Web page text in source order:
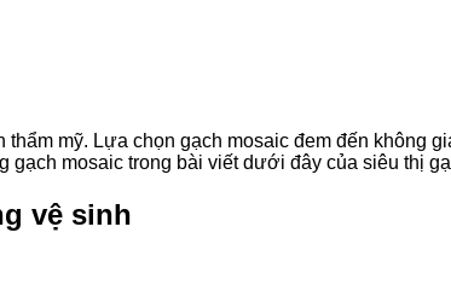
mỹ. Lựa chọn gạch mosaic đem đến không
gạch mosaic trong bài viết dưới đây của siêu thị
vệ sinh